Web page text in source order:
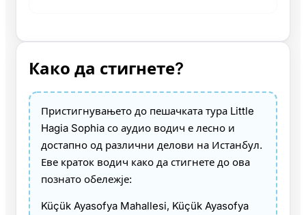
Како да стигнете?
Пристигнувањето до пешачката тура Little
Hagia Sophia со аудио водич е лесно и
достапно од различни делови на Истанбул.
Еве краток водич како да стигнете до ова
познато обележје:
Küçük Ayasofya Mahallesi, Küçük Ayasofya